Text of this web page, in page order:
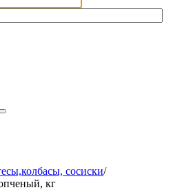
сосиски/
кг